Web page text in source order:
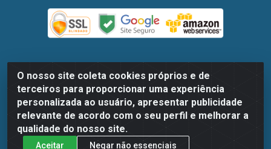
O nosso site coleta cookies próprios e de
terceiros para proporcionar uma experiência
personalizada ao usuário, apresentar publicidade
relevante de acordo com o seu perfil e melhorar a
qualidade do nosso site.
Aceitar Negar não essenciais
Dispan Distribuidora de Alimentos LTDA - Avenida Marechal
Mascarenhas De Moraes, 1048- Imbiribeira, Recife/PE - CEP
51.170-000 - CNPJ 30.779.584/0003-78